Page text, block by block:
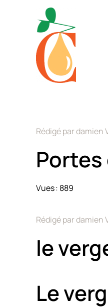
Skip to main content
Rédigé par damien
Vues : 889
Rédigé par damien
le
Le